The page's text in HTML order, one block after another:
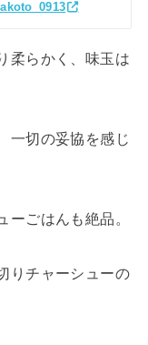
柔らかく、味玉は
一切の妥協を感じ
ーごはんも絶品。
りチャーシューの